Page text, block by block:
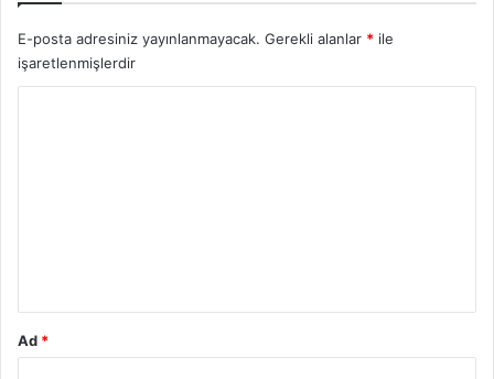
E-posta adresiniz yayınlanmayacak. Gerekli alanlar * ile
işaretlenmişlerdir
Ad *